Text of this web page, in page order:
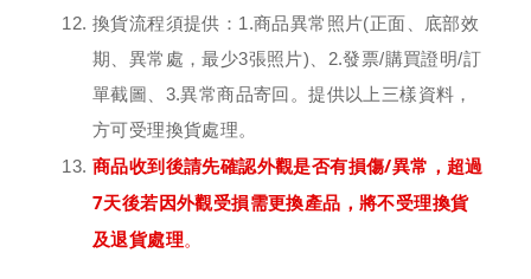
換貨流程須提供：1.商品異常照片(正面、底部效
期、異常處，最少3張照片)、2.發票/購買證明/訂
單截圖、3.異常商品寄回。提供以上三樣資料，
方可受理換貨處理。
商品收到後請先確認外觀是否有損傷/異常，超過
7天後若因外觀受損需更換產品，將不受理換貨
及退貨處理。